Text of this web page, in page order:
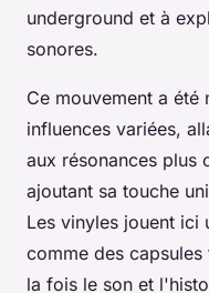
underground et à
sonores.
Ce mouvement a été
influences variées,
aux résonances plus
ajoutant sa touche
Les vinyles jouent ici
comme des
la fois le son et